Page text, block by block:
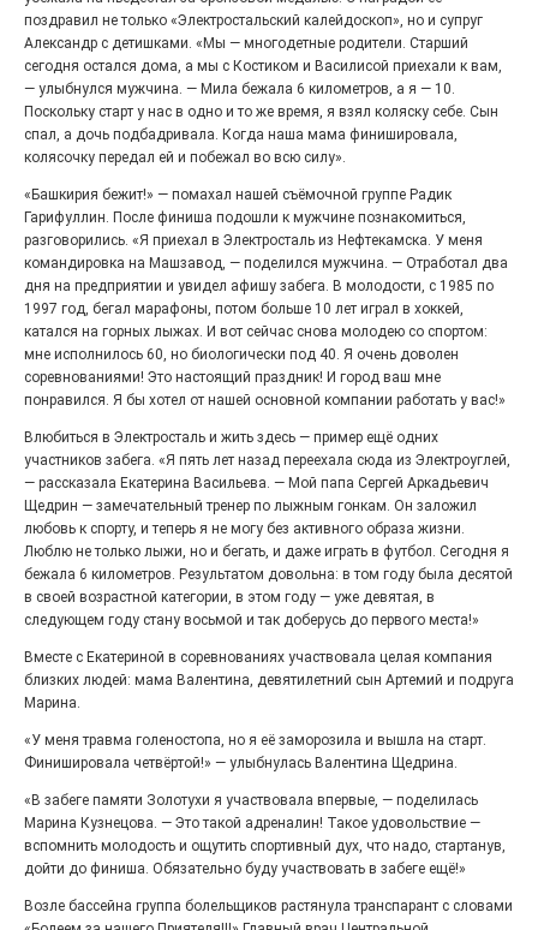
меняет облик.
Железная воля к победе
25.07.2026
«Беги, как будто её муж вернулся!» Такого в
Вернее, теперь было!
Зажигаем всем двором!
24.07.2026 0
В каждый праздник двора электростальские
девчонки наряжаются в кокошники. Рукодельные,
красивые, собственной работы!
поздравил не только «Электростальский калейдоскоп», но и супруг
Александр с детишками. «Мы — многодетные родители. Старший
сегодня остался дома, а мы с Костиком и Василисой приехали к вам,
— улыбнулся мужчина. — Мила бежала 6 километров, а я — 10.
Поскольку старт у нас в одно и то же время, я взял коляску себе. Сын
спал, а дочь подбадривала. Когда наша мама финишировала,
колясочку передал ей и побежал во всю силу».
«Башкирия бежит!» — помахал нашей съёмочной группе Радик
Гарифуллин. После финиша подошли к мужчине познакомиться,
разговорились. «Я приехал в Электросталь из Нефтекамска. У меня
командировка на Машзавод, — поделился мужчина. — Отработал два
дня на предприятии и увидел афишу забега. В молодости, с 1985 по
1997 год, бегал марафоны, потом больше 10 лет играл в хоккей,
катался на горных лыжах. И вот сейчас снова молодею со спортом:
мне исполнилось 60, но биологически под 40. Я очень доволен
соревнованиями! Это настоящий праздник! И город ваш мне
понравился. Я бы хотел от нашей основной компании работать у вас!»
Влюбиться в Электросталь и жить здесь — пример ещё одних
участников забега. «Я пять лет назад переехала сюда из Электроуглей,
— рассказала Екатерина Васильева. — Мой папа Сергей Аркадьевич
Щедрин — замечательный тренер по лыжным гонкам. Он заложил
любовь к спорту, и теперь я не могу без активного образа жизни.
Люблю не только лыжи, но и бегать, и даже играть в футбол. Сегодня я
бежала 6 километров. Результатом довольна: в том году была десятой
в своей возрастной категории, в этом году — уже девятая, в
следующем году стану восьмой и так доберусь до первого места!»
Вместе с Екатериной в соревнованиях участвовала целая компания
близких людей: мама Валентина, девятилетний сын Артемий и подруга
Марина.
«У меня травма голеностопа, но я её заморозила и вышла на старт.
Финишировала четвёртой!» — улыбнулась Валентина Щедрина.
«В забеге памяти Золотухи я участвовала впервые, — поделилась
Марина Кузнецова. — Это такой адреналин! Такое удовольствие —
вспомнить молодость и ощутить спортивный дух, что надо, стартанув,
дойти до финиша. Обязательно буду участвовать в забеге ещё!»
Возле бассейна группа болельщиков растянула транспарант с словами